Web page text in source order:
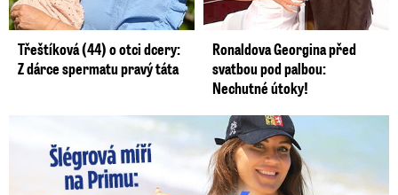
Třeštíková (44) o otci dcery:
Z dárce spermatu pravý táta
Ronaldova Georgina před
svatbou pod palbou:
Nechutné útoky!
Lucie Šlégrová míří na Primu. Překvapení pro sporťáky!